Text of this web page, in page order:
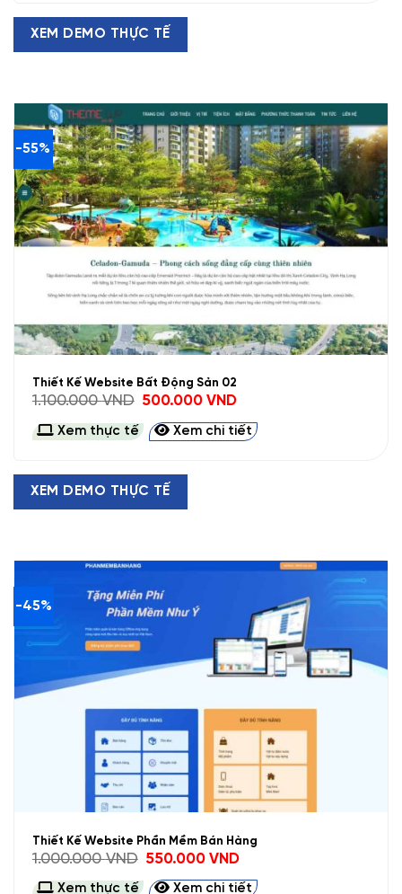
XEM DEMO THỰC TẾ
-55%
Thiết Kế Website Bất Động Sản 02
1.100.000VND
Giá
là:
1.100.000 VND.
500.000VNDGiá
tại
là:
500.000 VND.
Xem thực tế Xem chi tiết
XEM DEMO THỰC TẾ
-45%
Thiết Kế Website Phần Mềm Bán Hàng
1.000.000VND
Giá
gốc
là:
1.000.000 VND.
550.000VNDGiá
tại
là:
Xem thực tế Xem chi tiết